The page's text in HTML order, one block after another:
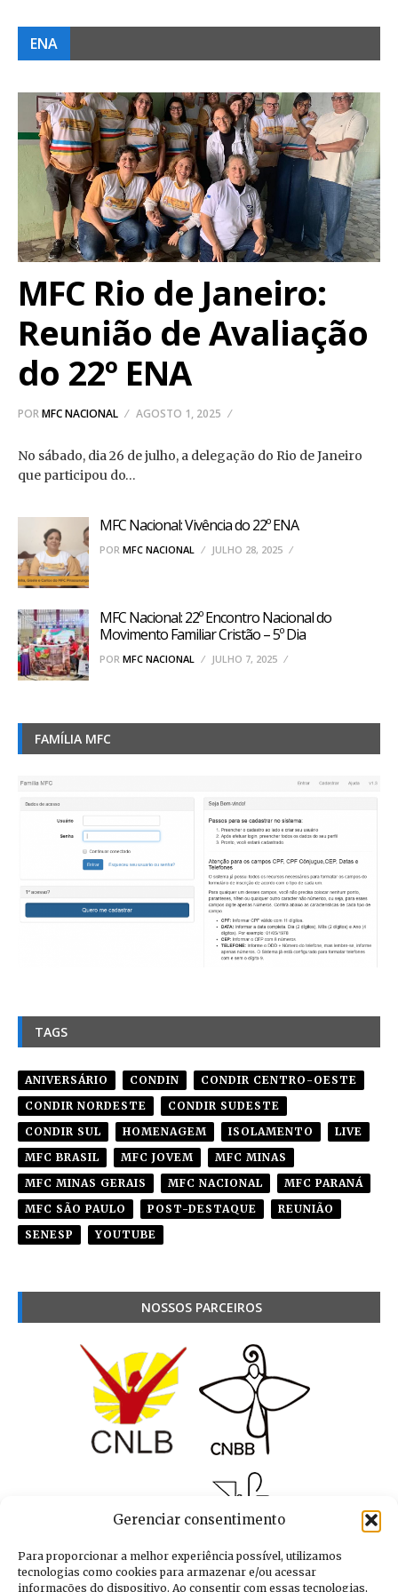
Gerenciar consentimento
Para proporcionar a melhor experiência possível, utilizamos
tecnologias como cookies para armazenar e/ou acessar
informações do dispositivo. Ao consentir com essas tecnologias,
ENA
MFC Rio de Janeiro:
Reunião de Avaliação
do 22º ENA
PORMFC NACIONAL AGOSTO 1, 2025
No sábado, dia 26 de julho, a delegação do Rio de Janeiro
que participou do…
MFC Nacional: Vivência do 22º ENA
POR MFC NACIONAL JULHO 28, 2025
MFC Nacional: 22º Encontro Nacional do
Movimento Familiar Cristão – 5º Dia
POR MFC NACIONAL JULHO 7, 2025
FAMÍLIA MFC
TAGS
ANIVERSÁRIO CONDIN
CONDIR CENTRO-OESTE
CONDIR NORDESTE
CONDIR SUDESTE
CONDIR SUL
HOMENAGEM ISOLAMENTO
LIVE
MFC BRASIL
MFC JOVEM
MFC MINAS
MFC MINAS GERAIS
MFC NACIONAL
MFC PARANÁ
MFC SÃO PAULO
POST-DESTAQUE
REUNIÃO
SENESP
YOUTUBE
NOSSOS PARCEIROS